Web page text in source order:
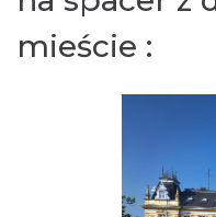
Kto sił, zapraszamy
kilka przykładów tras
mieście :